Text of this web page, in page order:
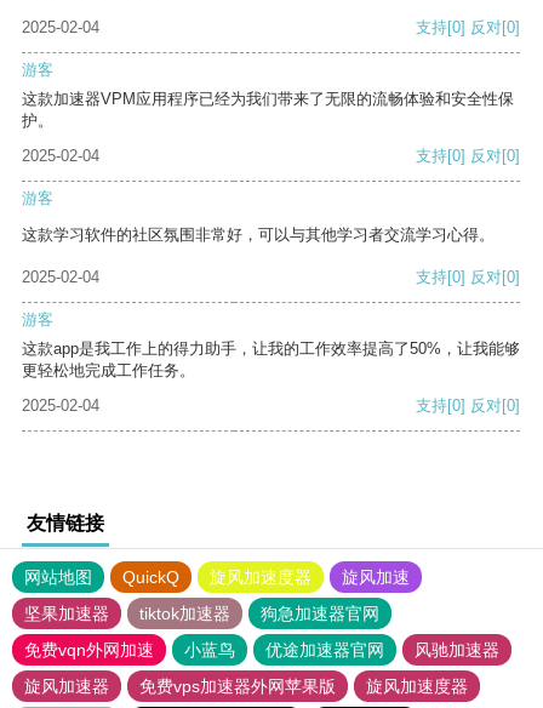
2025-02-04 支持[0] 反对[0]
游客
这款加速器VPM应用程序已经为我们带来了无限的流畅体验和安全性保
护。
2025-02-04
支持[0] 反对[0]
游客
这款学习软件的社区氛围非常好，可以与其他学习者交流学习心得。
2025-02-04 支持[0] 反对[0]
游客
这款app是我工作上的得力助手，让我的工作效率提高了50%，让我能够
更轻松地完成工作任务。
2025-02-04
支持[0] 反对[0]
友情链接
网站地图 QuickQ 旋风加速度器
旋风加速
坚果加速器
tiktok加速器
狗急加速器官网
免费vqn外网加速
小蓝鸟 优途加速器官网
风驰加速器
旋风加速器
免费vps加速器外网苹果版 旋风加速度器